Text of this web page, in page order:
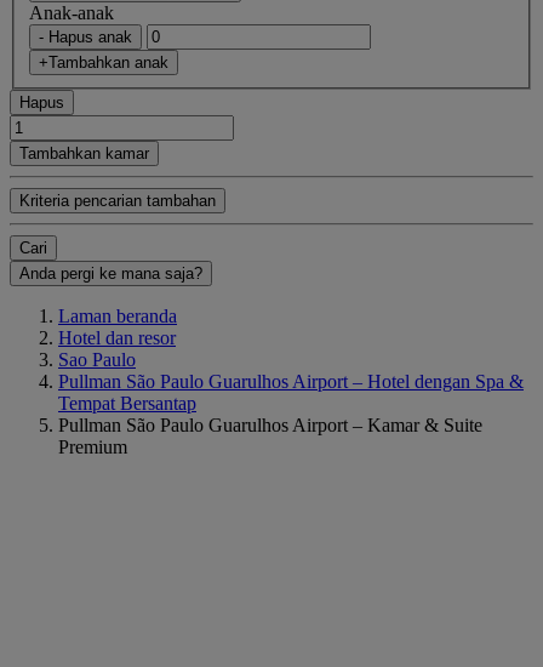
Anak-anak
- Hapus anak
+Tambahkan anak
Hapus
Tambahkan kamar
Kriteria pencarian tambahan
Cari
Anda pergi ke mana saja?
Laman beranda
Hotel dan resor
Sao Paulo
Pullman São Paulo Guarulhos Airport – Hotel dengan Spa &
Tempat Bersantap
Pullman São Paulo Guarulhos Airport – Kamar & Suite
Premium